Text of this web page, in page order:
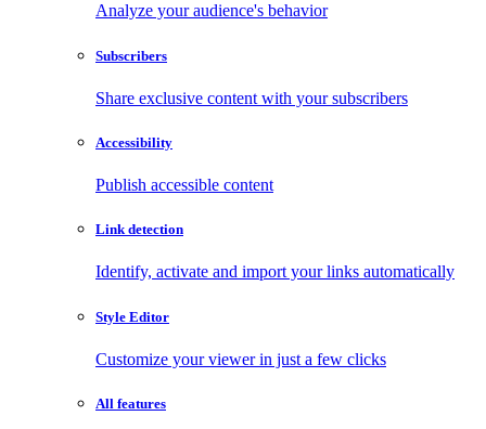
Analyze your audience's behavior
Subscribers
Share exclusive content with your subscribers
Accessibility
Publish accessible content
Link detection
Identify, activate and import your links automatically
Style Editor
Customize your viewer in just a few clicks
All features